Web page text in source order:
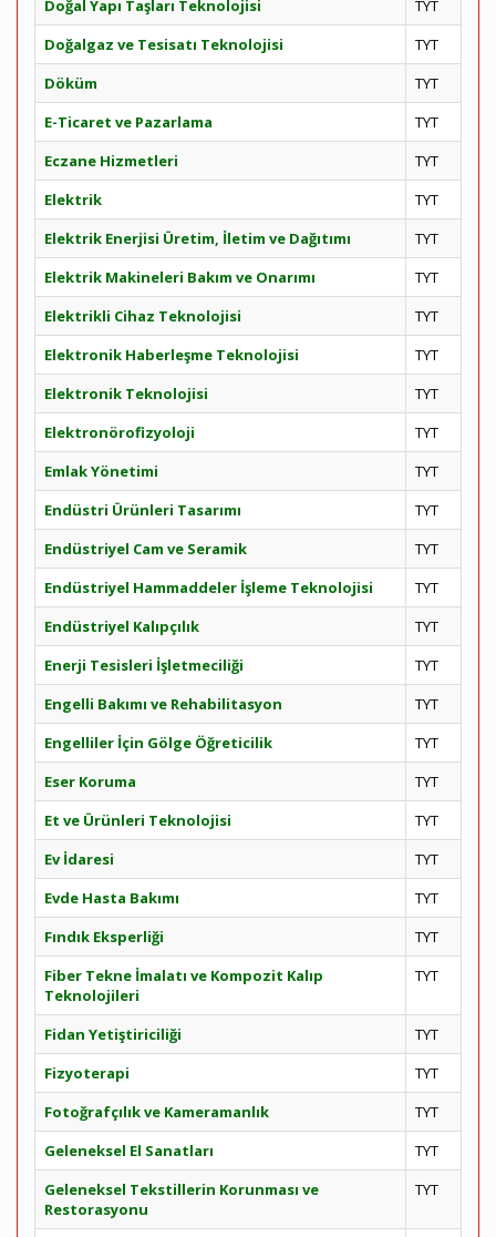
Doğal Yapı Taşları Teknolojisi
TYT
Doğalgaz ve Tesisatı Teknolojisi
TYT
Döküm
TYT
E-Ticaret ve Pazarlama
TYT
Eczane Hizmetleri
TYT
Elektrik
TYT
Elektrik Enerjisi Üretim, İletim ve Dağıtımı
TYT
Elektrik Makineleri Bakım ve Onarımı
TYT
Elektrikli Cihaz Teknolojisi
TYT
Elektronik Haberleşme Teknolojisi
TYT
Elektronik Teknolojisi
TYT
Elektronörofizyoloji
TYT
Emlak Yönetimi
TYT
Endüstri Ürünleri Tasarımı
TYT
Endüstriyel Cam ve Seramik
TYT
Endüstriyel Hammaddeler İşleme Teknolojisi
TYT
Endüstriyel Kalıpçılık
TYT
Enerji Tesisleri İşletmeciliği
TYT
Engelli Bakımı ve Rehabilitasyon
TYT
Engelliler İçin Gölge Öğreticilik
TYT
Eser Koruma
TYT
Et ve Ürünleri Teknolojisi
TYT
Ev İdaresi
TYT
Evde Hasta Bakımı
TYT
Fındık Eksperliği
TYT
Fiber Tekne İmalatı ve Kompozit Kalıp
Teknolojileri
TYT
Fidan Yetiştiriciliği
TYT
Fizyoterapi
TYT
Fotoğrafçılık ve Kameramanlık
TYT
Geleneksel El Sanatları
TYT
Geleneksel Tekstillerin Korunması ve
Restorasyonu
TYT